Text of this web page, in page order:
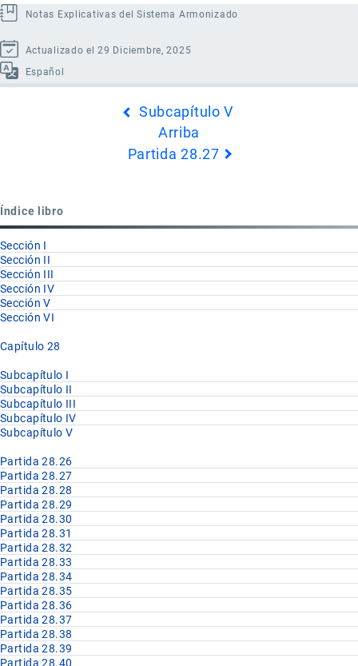
Notas Explicativas del Sistema Armonizado
Actualizado el 29 Diciembre, 2025
Español
28.26
Subcapítulo V
Arriba
Partida 28.27
Índice libro
Sección I
Sección II
Sección III
Sección IV
Sección V
Sección VI
Capítulo 28
Subcapítulo I
Subcapítulo II
Subcapítulo III
Subcapítulo IV
Subcapítulo V
Partida 28.26
Partida 28.27
Partida 28.28
Partida 28.29
Partida 28.30
Partida 28.31
Partida 28.32
Partida 28.33
Partida 28.34
Partida 28.35
Partida 28.36
Partida 28.37
Partida 28.38
Partida 28.39
Partida 28.40